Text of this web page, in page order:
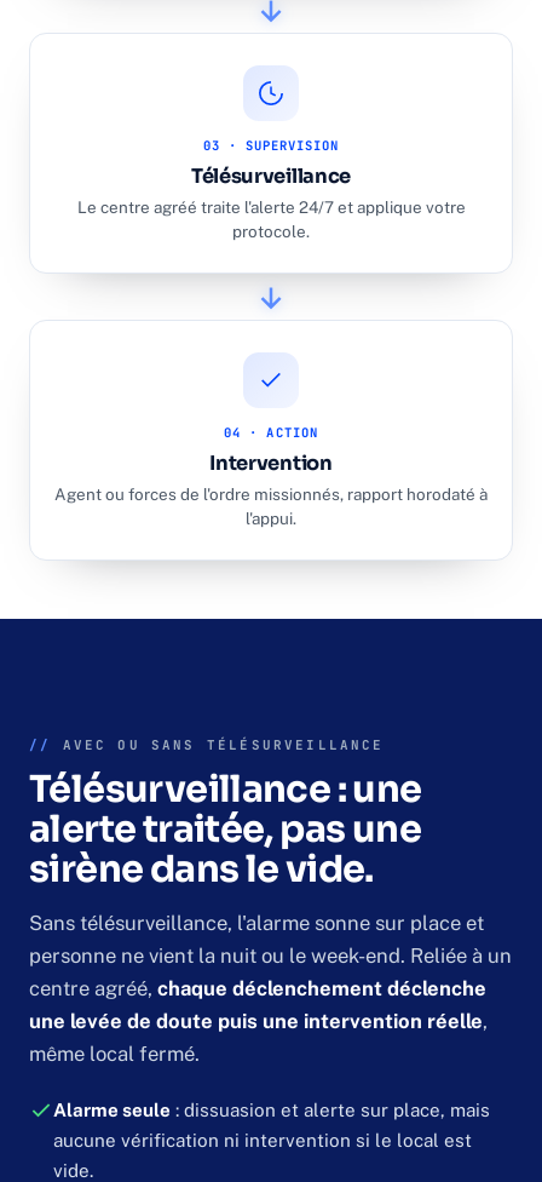
03 · SUPERVISION
Télésurveillance
Le centre agréé traite l'alerte 24/7 et applique votre
protocole.
04 · ACTION
Intervention
Agent ou forces de l'ordre missionnés, rapport horodaté à
l'appui.
// AVEC OU SANS TÉLÉSURVEILLANCE
Télésurveillance : une
alerte traitée, pas une
sirène dans le vide.
Sans télésurveillance, l'alarme sonne sur place et
personne ne vient la nuit ou le week-end. Reliée à un
centre agréé, chaque déclenchement déclenche
une levée de doute puis une intervention réelle,
même local fermé.
Alarme seule : dissuasion et alerte sur place, mais
aucune vérification ni intervention si le local est
vide.